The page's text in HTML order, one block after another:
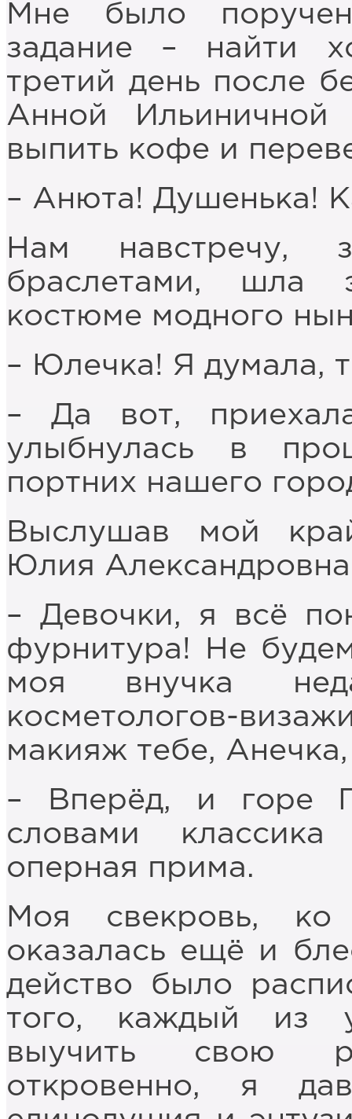
Мне было
задание – найти
третий день после
Анной Ильиничной
выпить кофе и
– Анюта! Душенька!
Нам навстречу,
браслетами, шла
костюме модного
– Юлечка! Я думала,
– Да вот,
улыбнулась в
портних нашего
Выслушав мой
Юлия
– Девочки, я всё
фурнитура! Не
моя внучка
косметологов-
макияж тебе,
– Вперёд, и горе
словами классика
оперная прима.
Моя свекровь, ко
оказалась ещё и
действо было
того, каждый из
выучить свою
откровенно, я